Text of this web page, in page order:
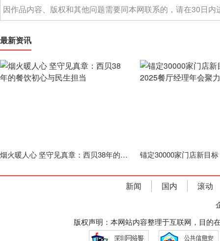
因作品内容、版权和其他问题需要同本网联系的，请在30日内
最新资讯
烟火暖人心 坚守见真章：西贝38年的餐饮初心与民生担当
新闻 国内 滚动
版权声明：本网站内容整理于互联网，目的